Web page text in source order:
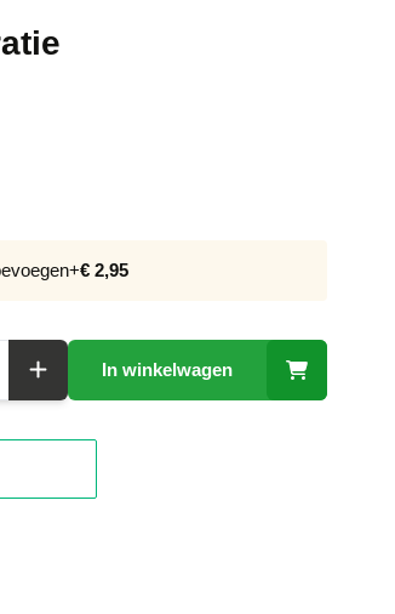
+€ 2,95
In winkelwagen